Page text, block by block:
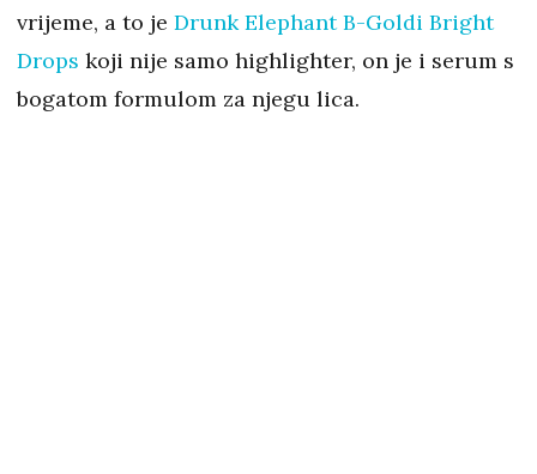
vrijeme, a to je Drunk Elephant B-Goldi Bright
Drops koji nije samo highlighter, on je i serum s
bogatom formulom za njegu lica.